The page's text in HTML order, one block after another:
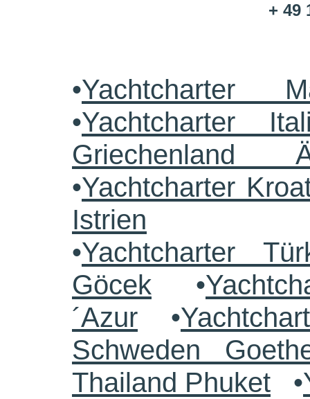
+ 49
•Yachtcharter
•Yachtcharter
Griechenland
•Yachtcharter
Istrien
•Yachtcharter
Göcek •
´Azur •
Schweden
Thailand Phuket •